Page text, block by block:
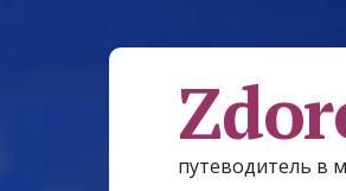
путеводитель в